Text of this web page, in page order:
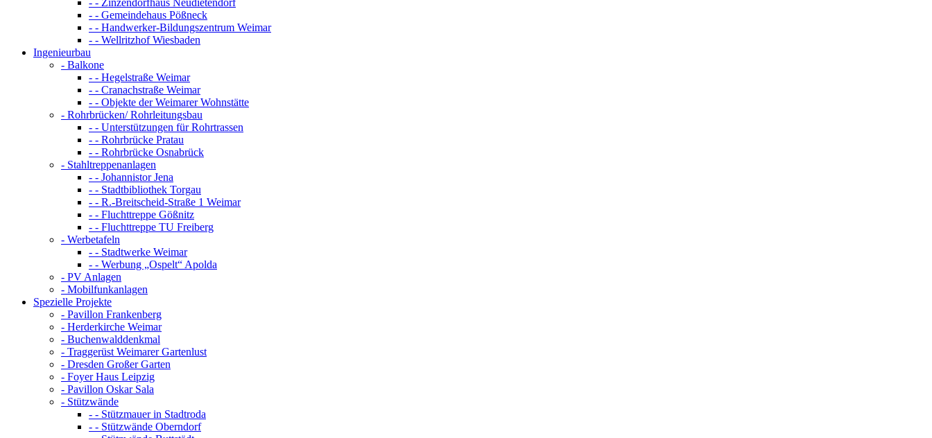
- - Zinzendorfhaus Neudietendorf
- - Gemeindehaus Pößneck
- - Handwerker-Bildungszentrum Weimar
- - Wellritzhof Wiesbaden
Ingenieurbau
- Balkone
- - Hegelstraße Weimar
- - Cranachstraße Weimar
- - Objekte der Weimarer Wohnstätte
- Rohrbrücken/ Rohrleitungsbau
- - Unterstützungen für Rohrtrassen
- - Rohrbrücke Pratau
- - Rohrbrücke Osnabrück
- Stahltreppenanlagen
- - Johannistor Jena
- - Stadtbibliothek Torgau
- - R.-Breitscheid-Straße 1 Weimar
- - Fluchttreppe Gößnitz
- - Fluchttreppe TU Freiberg
- Werbetafeln
- - Stadtwerke Weimar
- - Werbung „Ospelt“ Apolda
- PV Anlagen
- Mobilfunkanlagen
Spezielle Projekte
- Pavillon Frankenberg
- Herderkirche Weimar
- Buchenwalddenkmal
- Traggerüst Weimarer Gartenlust
- Dresden Großer Garten
- Foyer Haus Leipzig
- Pavillon Oskar Sala
- Stützwände
- - Stützmauer in Stadtroda
- - Stützwände Oberndorf